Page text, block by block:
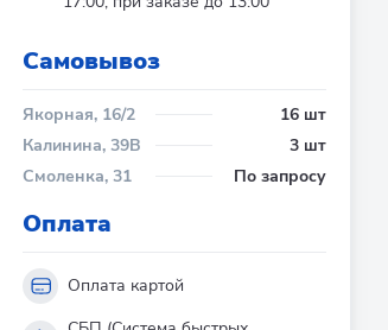
Cамовывоз
Якорная, 16/2
16 шт
Калинина, 39В
3 шт
Смоленка, 31
По запросу
Оплата
Оплата картой